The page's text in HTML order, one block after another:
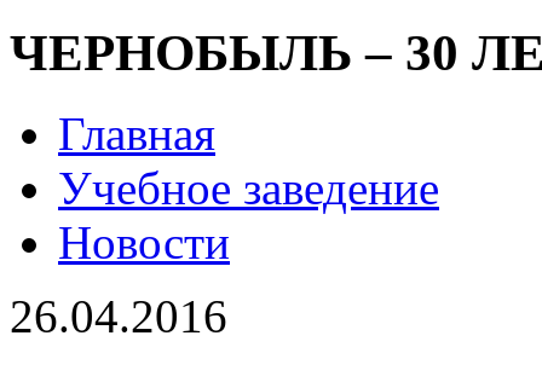
ЧЕРНОБЫЛЬ – 30
Главная
Учебное заведение
Новости
26.04.2016